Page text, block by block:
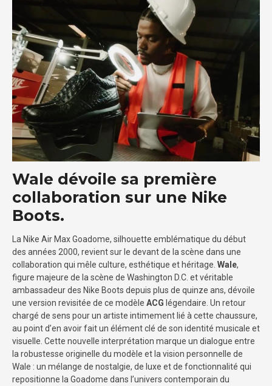
Wale dévoile sa première
collaboration sur une Nike
Boots.
La Nike Air Max Goadome, silhouette emblématique du début
des années 2000, revient sur le devant de la scène dans une
collaboration qui mêle culture, esthétique et héritage. Wale,
figure majeure de la scène de Washington D.C. et véritable
ambassadeur des Nike Boots depuis plus de quinze ans, dévoile
une version revisitée de ce modèle ACG légendaire. Un retour
chargé de sens pour un artiste intimement lié à cette chaussure,
au point d’en avoir fait un élément clé de son identité musicale et
visuelle. Cette nouvelle interprétation marque un dialogue entre
la robustesse originelle du modèle et la vision personnelle de
Wale : un mélange de nostalgie, de luxe et de fonctionnalité qui
repositionne la Goadome dans l’univers contemporain du